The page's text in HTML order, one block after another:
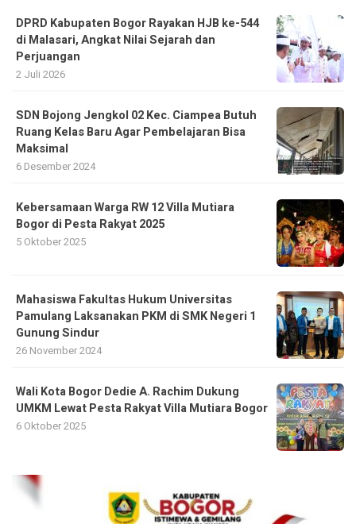
DPRD Kabupaten Bogor Rayakan HJB ke-544
di Malasari, Angkat Nilai Sejarah dan
Perjuangan
2 Juli 2026
SDN Bojong Jengkol 02 Kec. Ciampea Butuh
Ruang Kelas Baru Agar Pembelajaran Bisa
Maksimal
6 Desember 2024
Kebersamaan Warga RW 12 Villa Mutiara
Bogor di Pesta Rakyat 2025
5 Oktober 2025
Mahasiswa Fakultas Hukum Universitas
Pamulang Laksanakan PKM di SMK Negeri 1
Gunung Sindur
26 November 2024
Wali Kota Bogor Dedie A. Rachim Dukung
UMKM Lewat Pesta Rakyat Villa Mutiara Bogor
6 Oktober 2025